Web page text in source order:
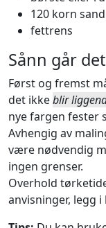
120 korn
fettrens
Sånn går
Først og fremst
det ikkeblir
nye fargen fester
Avhengig av
være nødvendig
ingen grenser.
Overhold
anvisninger, legg